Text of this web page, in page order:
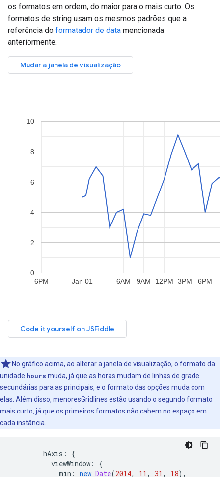
os formatos em ordem, do maior para o mais curto. Os
formatos de string usam os mesmos padrões que a
referência do formatador de data mencionada
anteriormente.
No gráfico acima, ao alterar a janela de visualização, o formato da
unidade hours muda, já que as horas mudam de linhas de grade
secundárias para as principais, e o formato das opções muda com
elas. Além disso, menoresGridlines estão usando o segundo formato
mais curto, já que os primeiros formatos não cabem no espaço em
cada instância.
hAxis :
{
viewWindow :
{
min : new Date(2014, 11 , 31 , 18),